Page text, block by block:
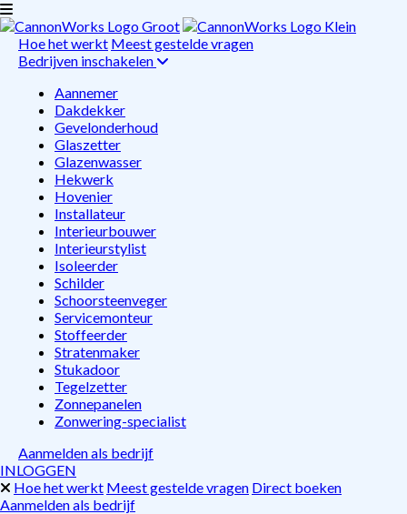
Hoe het werkt Meest gestelde vragen
Bedrijven inschakelen
Aannemer
Dakdekker
Gevelonderhoud
Glaszetter
Glazenwasser
Hekwerk
Hovenier
Installateur
Interieurbouwer
Interieurstylist
Isoleerder
Schilder
Schoorsteenveger
Servicemonteur
Stoffeerder
Stratenmaker
Stukadoor
Tegelzetter
Zonnepanelen
Zonwering-specialist
Aanmelden als bedrijf
INLOGGEN
Hoe het werkt Meest gestelde vragen Direct boeken
Aanmelden als bedrijf